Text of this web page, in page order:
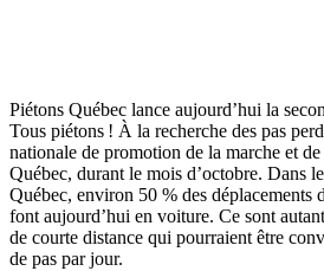
Piétons Québec lance aujourd’hui la
Tous piétons ! À la recherche des pas
nationale de promotion de la marche et
Québec, durant le mois d’octobre. Dans
Québec, environ 50 % des déplacements
font aujourd’hui en voiture. Ce sont
de courte distance qui pourraient être
de pas par jour.